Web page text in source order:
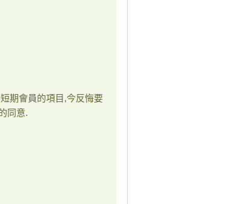
期會員的項目 ,今反悔要
同意.